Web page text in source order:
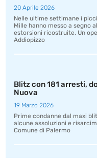
20 Aprile 2026
Nelle ultime settimane i
Mille hanno messo a segno
estorsioni ricostruite. Un
Addiopizzo
Blitz con 181 arresti,
Nuova
19 Marzo 2026
Prime condanne dal maxi
alcune assoluzioni e
Comune di Palermo